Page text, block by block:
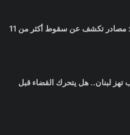
مجزرة في الجنوب: مصادر تكشف عن سقوط أكثر من 11
تهز لبنان.. هل يتحرك القضاء قبل